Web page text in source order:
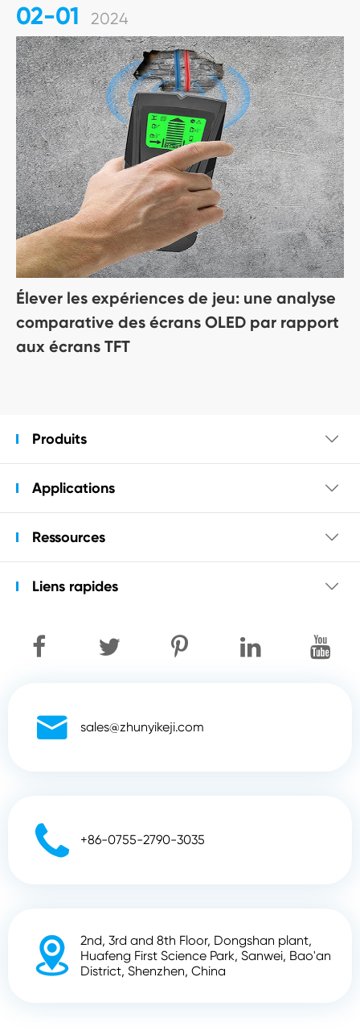
02-01 2024
Élever les expériences de jeu: une analyse
comparative des écrans OLED par rapport
aux écrans TFT
Produits 
Applications 
Ressources 
Liens rapides 
 sales@zhunyikeji.com
 +86-0755-2790-3035

2nd, 3rd and 8th Floor, Dongshan plant,
Huafeng First Science Park, Sanwei, Bao'an
District, Shenzhen, China